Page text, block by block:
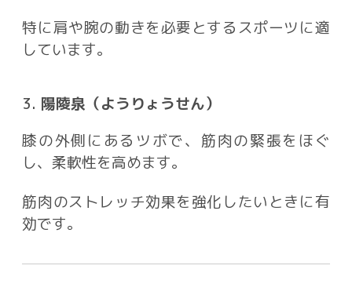
特に肩や腕の動きを必要とするスポーツに適
しています。
3. 陽陵泉（ようりょうせん）
膝の外側にあるツボで、筋肉の緊張をほぐ
し、柔軟性を高めます。
筋肉のストレッチ効果を強化したいときに有
効です。